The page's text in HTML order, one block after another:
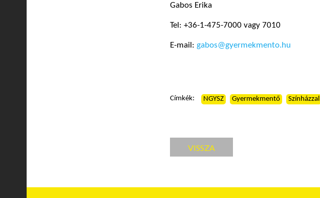
Gabos Erika
Tel: +36-1-475-7000 vagy 7010
E-mail: gabos@gyermekmento.hu
Címkék: NGYSZ Gyermekmentő Színházzal
VISSZA